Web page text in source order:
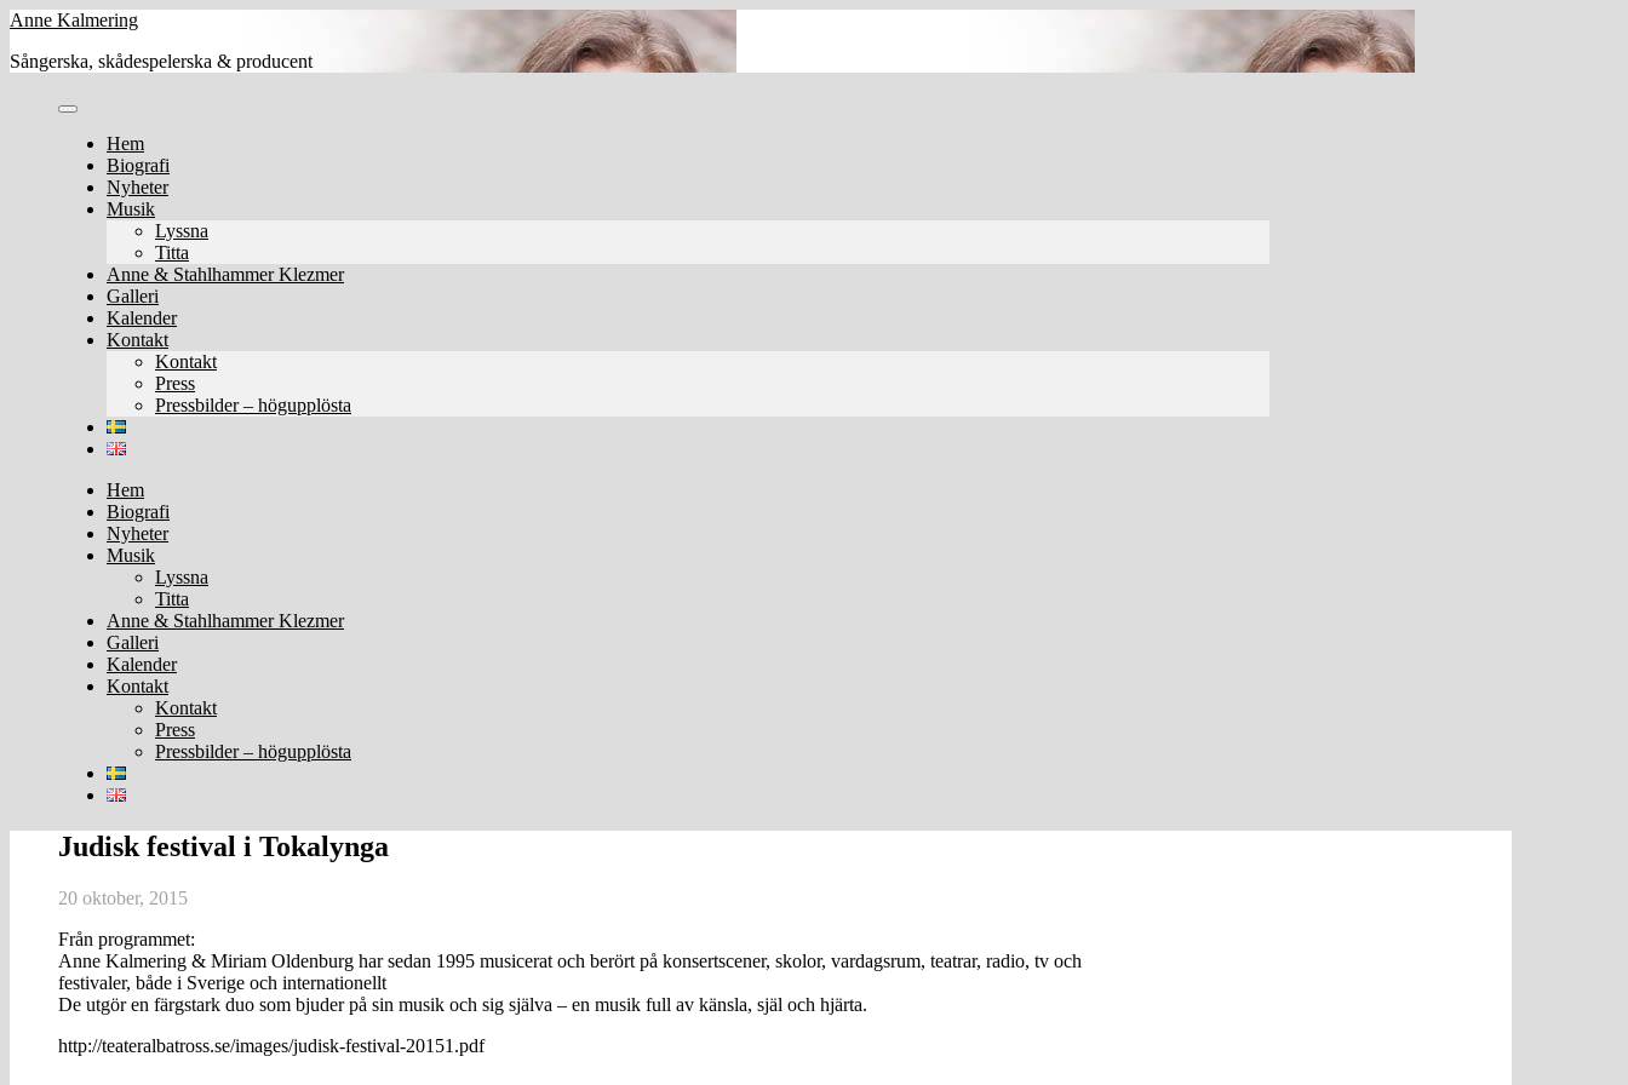
Skip
content
Anne Kalmering
Sångerska, skådespelerska & producent
Hem
Biografi
Nyheter
Musik
Lyssna
Titta
Anne & Stahlhammer Klezmer
Galleri
Kalender
Kontakt
Kontakt
Press
Pressbilder – högupplösta
Hem
Biografi
Nyheter
Musik
Lyssna
Titta
Anne & Stahlhammer Klezmer
Galleri
Kalender
Kontakt
Kontakt
Press
Pressbilder – högupplösta
Judisk festival i Tokalynga
20 oktober, 2015
Från programmet:
Anne Kalmering & Miriam Oldenburg har sedan 1995 musicerat och berört på konsertscener, skolor, vardagsrum, teatrar, radio, tv och
festivaler, både i Sverige och internationellt
De utgör en färgstark duo som bjuder på sin musik och sig själva – en musik full av känsla, själ och hjärta.
http://teateralbatross.se/images/judisk-festival-20151.pdf